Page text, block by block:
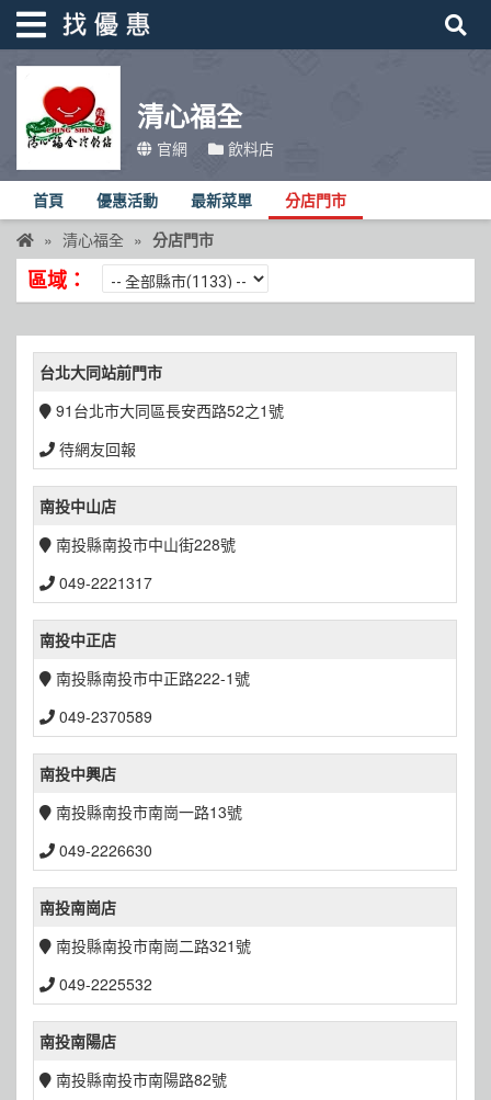
清心福全
官網 飲料店
首頁 優惠活動 最新菜單 分店門市
清心福全 分店門市
區域：
台北大同站前門市
91台北市大同區長安西路52之1號
待網友回報
南投中山店
南投縣南投市中山街228號
049-2221317
南投中正店
南投縣南投市中正路222-1號
049-2370589
南投中興店
南投縣南投市南崗一路13號
049-2226630
南投南崗店
南投縣南投市南崗二路321號
049-2225532
南投南陽店
南投縣南投市南陽路82號
找優惠
優惠活動
折價卷
線上DM
找菜單
品牌總覽